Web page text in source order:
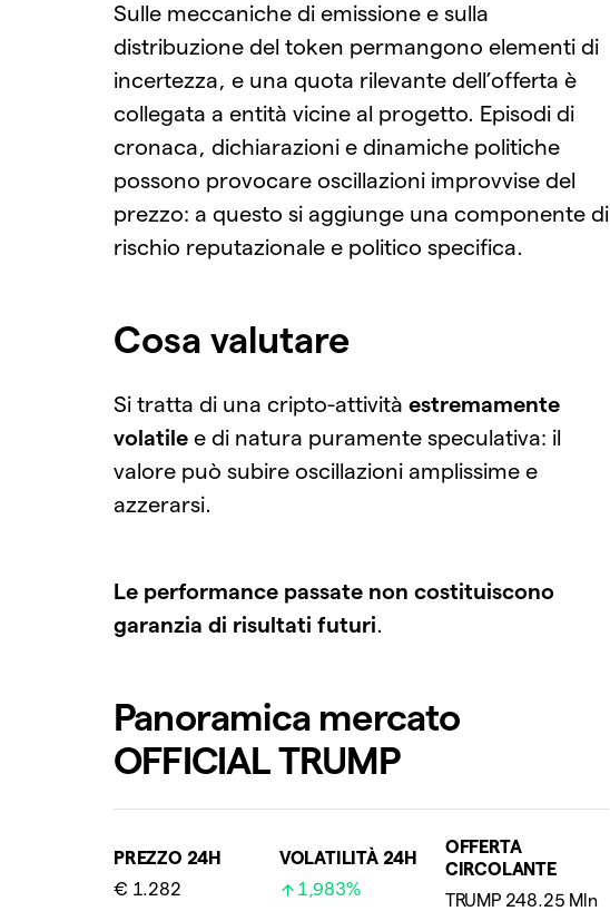
Sulle meccaniche di emissione e sulla
distribuzione del token permangono elementi di
incertezza, e una quota rilevante dell’offerta è
collegata a entità vicine al progetto. Episodi di
cronaca, dichiarazioni e dinamiche politiche
possono provocare oscillazioni improvvise del
prezzo: a questo si aggiunge una componente di
rischio reputazionale e politico specifica.
Cosa valutare
Si tratta di una cripto-attività estremamente
volatile e di natura puramente speculativa: il
valore può subire oscillazioni amplissime e
azzerarsi.
Le performance passate non costituiscono
garanzia di risultati futuri.
Panoramica mercato
OFFICIAL TRUMP
PREZZO 24H
€ 1.282
VOLATILITÀ 24H
1,983%
OFFERTA
CIRCOLANTE
TRUMP 248.25 Mln